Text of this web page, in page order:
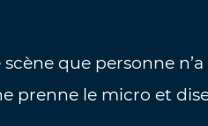
scène que personne
prenne le micro et